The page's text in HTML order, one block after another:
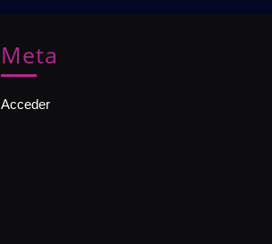
Meta
Acceder